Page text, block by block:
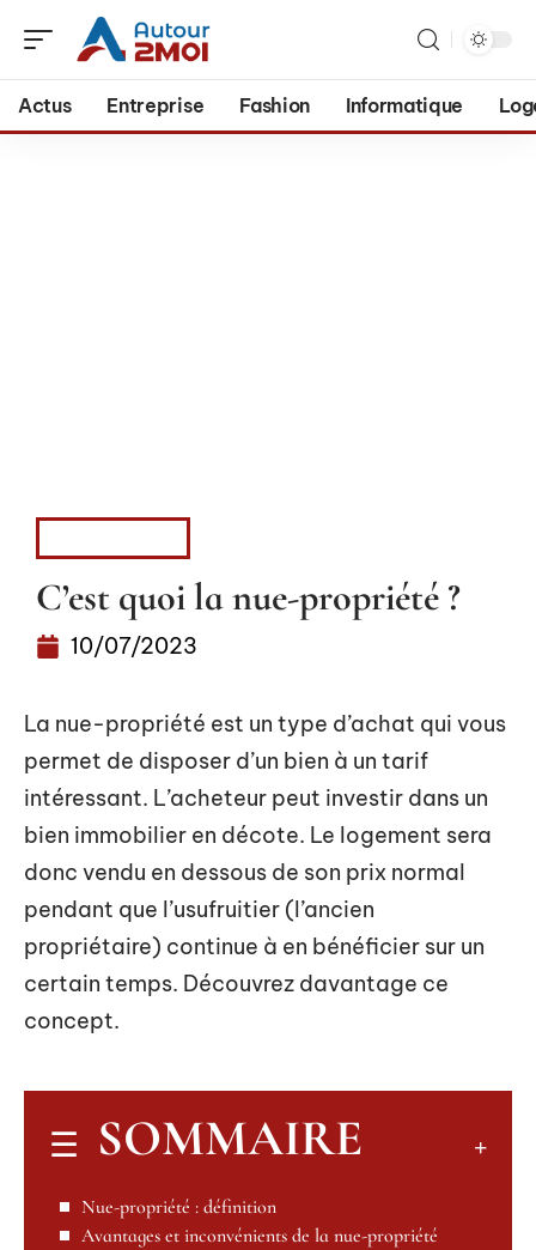
Actus Entreprise Fashion Informatique
C’est quoi la nue-propriété ?
10/07/2023
La nue-propriété est un type d’achat qui vous
permet de disposer d’un bien à un tarif
intéressant. L’acheteur peut investir dans un
bien immobilier en décote. Le logement sera
donc vendu en dessous de son prix normal
pendant que l’usufruitier (l’ancien
propriétaire) continue à en bénéficier sur un
certain temps. Découvrez davantage ce
concept.
SOMMAIRE
Nue-propriété : définition
Avantages et inconvénients de la nue-propriété